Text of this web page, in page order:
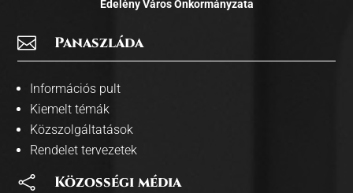
Edelény Város Önkormányzata
 Panaszláda
Információs pult
Kiemelt témák
Közszolgáltatások
Rendelet tervezetek
 Közosségi média